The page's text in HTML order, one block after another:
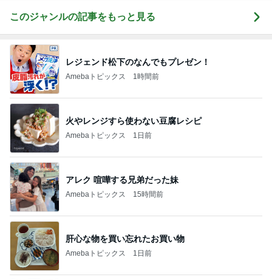
このジャンルの記事をもっと見る
レジェンド松下のなんでもプレゼン！
Amebaトピックス 1時間前
火やレンジすら使わない豆腐レシピ
Amebaトピックス 1日前
アレク 喧嘩する兄弟だった妹
Amebaトピックス 15時間前
肝心な物を買い忘れたお買い物
Amebaトピックス 1日前